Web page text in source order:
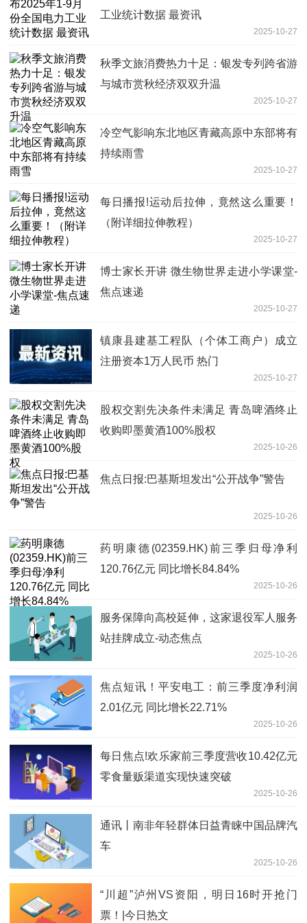
工业统计数据 最资讯
2025-10-27
秋季文旅消费热力十足：银发专列跨省游
与城市赏秋经济双双升温
2025-10-27
冷空气影响东北地区青藏高原中东部将有
持续雨雪
2025-10-27
每日播报!运动后拉伸，竟然这么重要！
（附详细拉伸教程）
2025-10-27
博士家长开讲 微生物世界走进小学课堂-
焦点速递
2025-10-27
镇康县建基工程队（个体工商户）成立
注册资本1万人民币 热门
2025-10-27
股权交割先决条件未满足 青岛啤酒终止
收购即墨黄酒100%股权
2025-10-26
焦点日报:巴基斯坦发出“公开战争”警告
2025-10-26
药明康德(02359.HK)前三季归母净利
120.76亿元 同比增长84.84%
2025-10-26
服务保障向高校延伸，这家退役军人服务
站挂牌成立-动态焦点
2025-10-26
焦点短讯！平安电工：前三季度净利润
2.01亿元 同比增长22.71%
2025-10-26
每日焦点!欢乐家前三季度营收10.42亿元
零食量贩渠道实现快速突破
2025-10-26
通讯丨南非年轻群体日益青睐中国品牌汽
车
2025-10-26
“川超”泸州VS资阳，明日16时开抢门
票！|今日热文